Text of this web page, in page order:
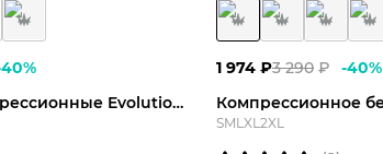
40%
Леггинсы компрессионные Evolution Warm Tight
3 290 ₽
1 974 ₽ -40%
SML XL 2XL